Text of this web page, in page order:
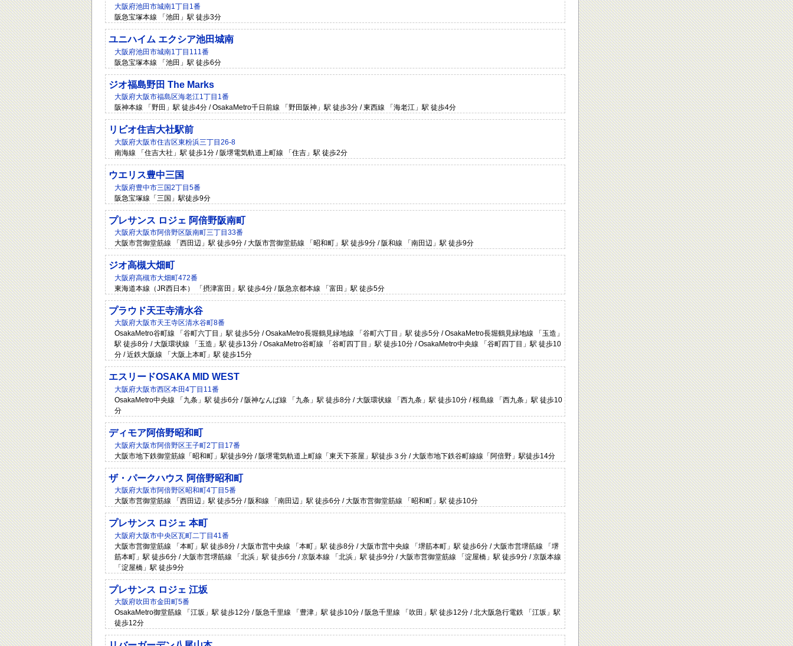
大阪府池田市城南1丁目1番
阪急宝塚本線 「池田」駅 徒歩3分
ユニハイム エクシア池田城南
大阪府池田市城南1丁目111番
阪急宝塚本線 「池田」駅 徒歩6分
ジオ福島野田 The Marks
大阪府大阪市福島区海老江1丁目1番
阪神本線 「野田」駅 徒歩4分 / OsakaMetro千日前線 「野田阪神」駅 徒歩3分 / 東西線 「海老江」駅 徒歩4分
リビオ住吉大社駅前
大阪府大阪市住吉区東粉浜三丁目26-8
南海線 「住吉大社」駅 徒歩1分 / 阪堺電気軌道上町線 「住吉」駅 徒歩2分
ウエリス豊中三国
大阪府豊中市三国2丁目5番
阪急宝塚線「三国」駅徒歩9分
プレサンス ロジェ 阿倍野阪南町
大阪府大阪市阿倍野区阪南町三丁目33番
大阪市営御堂筋線 「西田辺」駅 徒歩9分 / 大阪市営御堂筋線 「昭和町」駅 徒歩9分 / 阪和線 「南田辺」駅 徒歩9分
ジオ高槻大畑町
大阪府高槻市大畑町472番
東海道本線（JR西日本） 「摂津富田」駅 徒歩4分 / 阪急京都本線 「富田」駅 徒歩5分
プラウド天王寺清水谷
大阪府大阪市天王寺区清水谷町8番
OsakaMetro谷町線 「谷町六丁目」駅 徒歩5分 / OsakaMetro長堀鶴見緑地線 「谷町六丁目」駅 徒歩5分 / OsakaMetro長堀鶴見緑地線 「玉造」
駅 徒歩8分 / 大阪環状線 「玉造」駅 徒歩13分 / OsakaMetro谷町線 「谷町四丁目」駅 徒歩10分 / OsakaMetro中央線 「谷町四丁目」駅 徒歩10
分 / 近鉄大阪線 「大阪上本町」駅 徒歩15分
エスリードOSAKA MID WEST
大阪府大阪市西区本田4丁目11番
OsakaMetro中央線 「九条」駅 徒歩6分 / 阪神なんば線 「九条」駅 徒歩8分 / 大阪環状線 「西九条」駅 徒歩10分 / 桜島線 「西九条」駅 徒歩10
分
ディモア阿倍野昭和町
大阪府大阪市阿倍野区王子町2丁目17番
大阪市地下鉄御堂筋線「昭和町」駅徒歩9分 / 阪堺電気軌道上町線「東天下茶屋」駅徒歩３分 / 大阪市地下鉄谷町線線「阿倍野」駅徒歩14分
ザ・パークハウス 阿倍野昭和町
大阪府大阪市阿倍野区昭和町4丁目5番
大阪市営御堂筋線 「西田辺」駅 徒歩5分 / 阪和線 「南田辺」駅 徒歩6分 / 大阪市営御堂筋線 「昭和町」駅 徒歩10分
プレサンス ロジェ 本町
大阪府大阪市中央区瓦町二丁目41番
大阪市営御堂筋線 「本町」駅 徒歩8分 / 大阪市営中央線 「本町」駅 徒歩8分 / 大阪市営中央線 「堺筋本町」駅 徒歩6分 / 大阪市営堺筋線 「堺
筋本町」駅 徒歩6分 / 大阪市営堺筋線 「北浜」駅 徒歩6分 / 京阪本線 「北浜」駅 徒歩9分 / 大阪市営御堂筋線 「淀屋橋」駅 徒歩9分 / 京阪本線
「淀屋橋」駅 徒歩9分
プレサンス ロジェ 江坂
大阪府吹田市金田町5番
OsakaMetro御堂筋線 「江坂」駅 徒歩12分 / 阪急千里線 「豊津」駅 徒歩10分 / 阪急千里線 「吹田」駅 徒歩12分 / 北大阪急行電鉄 「江坂」駅
徒歩12分